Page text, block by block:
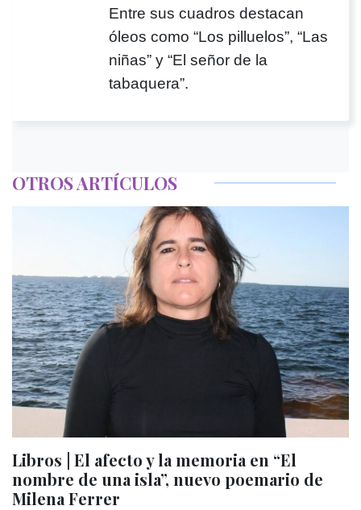
Entre sus cuadros destacan
óleos como “Los pilluelos”, “Las
niñas” y “El señor de la
tabaquera”.
OTROS ARTÍCULOS
Libros | El afecto y la memoria en “El
nombre de una isla”, nuevo poemario de
Milena Ferrer